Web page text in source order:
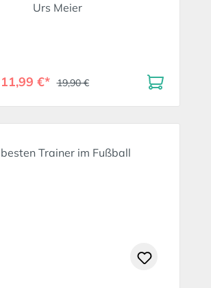
Urs Meier
11,99 €* 19,90 €